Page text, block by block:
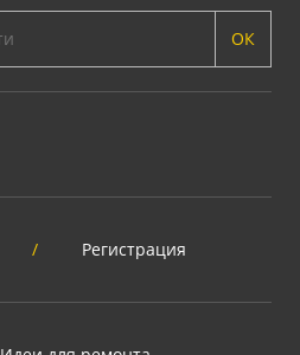
ОК
/ Регистрация